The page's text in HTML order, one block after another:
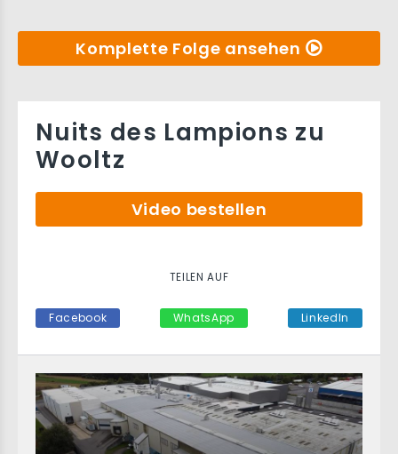
Komplette Folge ansehen
Nuits des Lampions zu
Wooltz
Video bestellen
TEILEN AUF
Facebook WhatsApp LinkedIn